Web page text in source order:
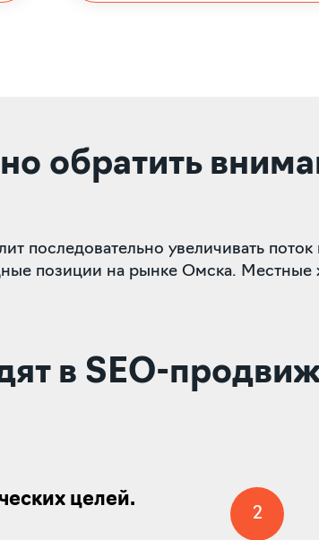
обратить
последовательно увеличивать
позиции на рынке Омска. Местные
в SEO-
целей.
2